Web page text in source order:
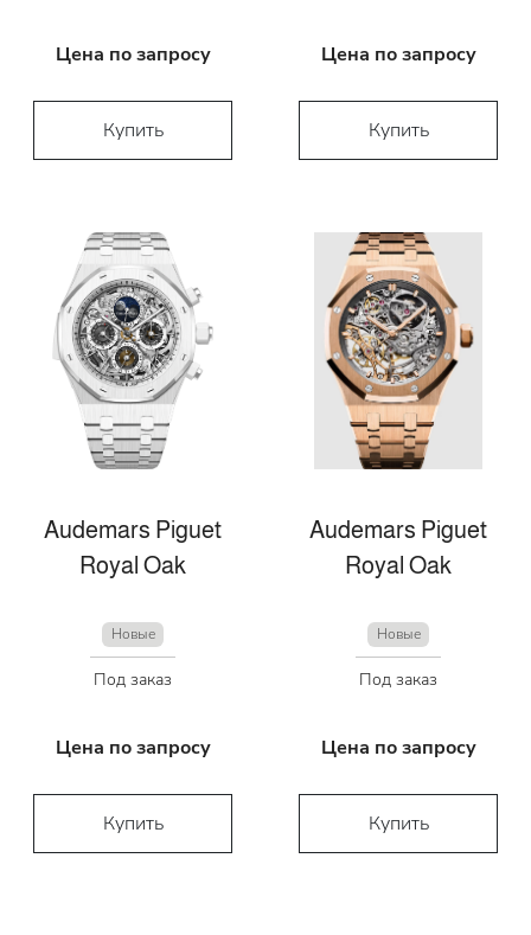
Цена по запросу
Купить
Цена по запросу
Купить
Audemars Piguet
Royal Oak
Новые
Под заказ
Цена по запросу
Купить
Audemars Piguet
Royal Oak
Новые
Под заказ
Цена по запросу
Купить